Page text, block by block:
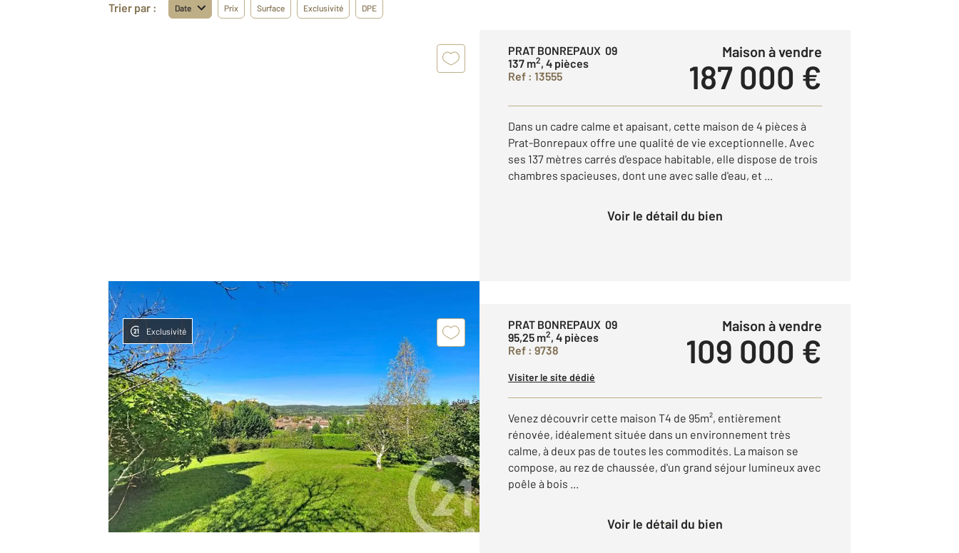
Trier par : Date Prix Surface Exclusivité DPE
PRAT BONREPAUX 09
137 m2, 4 pièces
Ref : 13555
Maison à vendre
187 000 €
Dans un cadre calme et apaisant, cette maison de 4 pièces à
Prat-Bonrepaux offre une qualité de vie exceptionnelle. Avec
ses 137 mètres carrés d'espace habitable, elle dispose de trois
chambres spacieuses, dont une avec salle d'eau, et ...
Voir le détail du bien
Exclusivité
PRAT BONREPAUX 09
95,25 m2, 4 pièces
Ref : 9738
Maison à vendre
109 000 €
Visiter le site dédié
Venez découvrir cette maison T4 de 95m², entièrement
rénovée, idéalement située dans un environnement très
calme, à deux pas de toutes les commodités. La maison se
compose, au rez de chaussée, d'un grand séjour lumineux avec
poêle à bois ...
Voir le détail du bien